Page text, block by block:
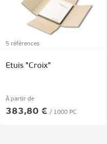
5 références
Etuis "Croix"
À partir de
383,80 € / 1000 PC